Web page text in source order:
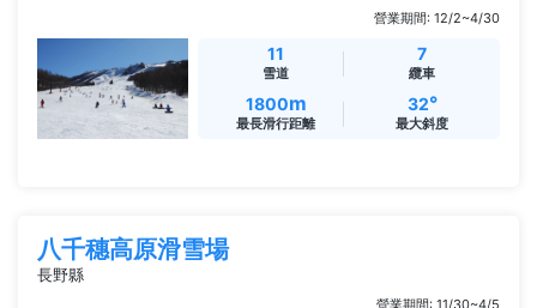
營業期間: 12/2~4/30
11
雪道
7
纜車
1800m
最長滑行距離
32°
最大斜度
八千穗高原滑雪場
長野縣
營業期間: 11/30~4/5